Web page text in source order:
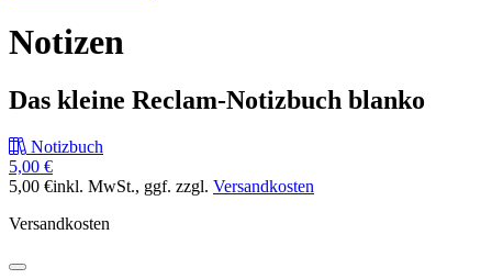
Notizen
Das kleine Reclam-Notizbuch blanko
Notizbuch
5,00 €
5,00 €inkl. MwSt., ggf. zzgl. Versandkosten
Versandkosten